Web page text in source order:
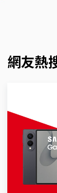
網友熱